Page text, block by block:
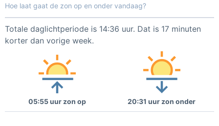
Hoe laat gaat de zon op en onder vandaag?
Totale daglichtperiode is 14:36 uur. Dat is 17 minuten
korter dan vorige week.
05:55 uur zon op 20:31 uur zon onder